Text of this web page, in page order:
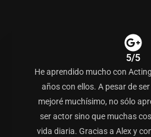
5/5
He aprendido mucho con
años con ellos. A pesar de
mejoré muchísimo, no sólo
ser actor sino que muchas
vida diaria. Gracias a Alex y